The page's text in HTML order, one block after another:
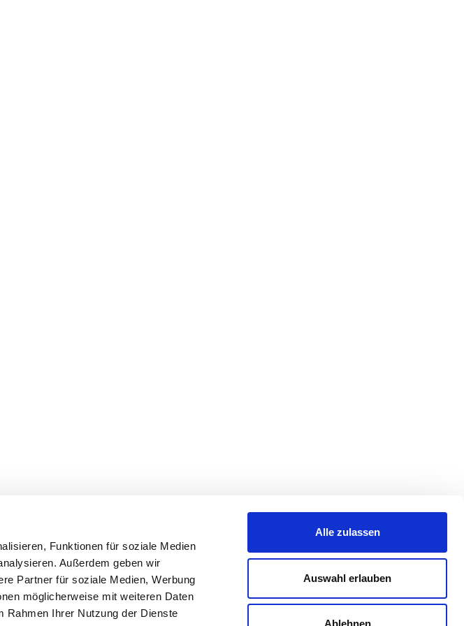
Funktionen für soziale Medien
Außerdem geben wir
Partner für soziale Medien, Werbung
möglicherweise mit weiteren Daten
Rahmen Ihrer Nutzung der Dienste
Alle zulassen
Auswahl erlauben
Ablehnen